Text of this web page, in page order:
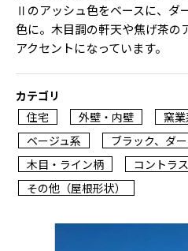
Ⅱのアッシュ色をベースに、ダ
色に。木目調の軒天や焦げ茶の
アクセントになっています。
カテゴリ
住宅
外壁・内壁
窯
ベージュ系
ブラック、ダ
木目・ライン柄
コントラ
その他（屋根形状）